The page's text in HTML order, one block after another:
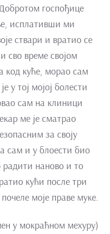
госпођице
исплативши ми
ствари и вратио се
сво време својом
код куће, морао сам
у тој мојој болести
сам на клиници
ме је сматрао
за своју
сам и у блоести био
наново и то
кући после три
моје праве муке.
у мокраћном мехуру)